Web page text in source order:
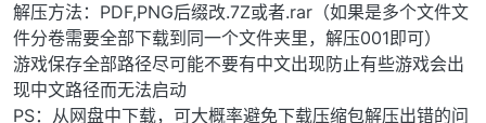
解压方法：PDF,PNG后缀改.7Z或者.rar（如果是多个文件文
件分卷需要全部下载到同一个文件夹里，解压001即可）
游戏保存全部路径尽可能不要有中文出现防止有些游戏会出
现中文路径而无法启动
PS：从网盘中下载，可大概率避免下载压缩包解压出错的问